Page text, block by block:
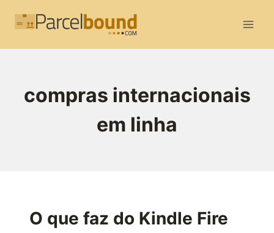
compras internacionais
em linha
O que faz do Kindle Fire